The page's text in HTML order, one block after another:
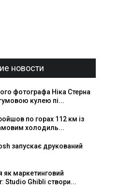
новости
фотографа Ніка Стерна
кулею пі...
по горах 112 км із
холодиль...
запускає друкований
як маркетинговий
Studio Ghibli створи...